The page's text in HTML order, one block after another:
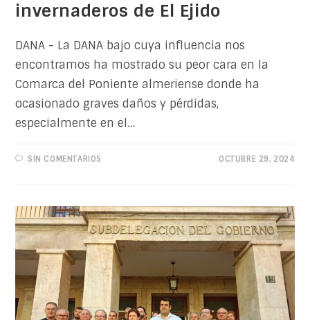
invernaderos de El Ejido
DANA - La DANA bajo cuya influencia nos
encontramos ha mostrado su peor cara en la
Comarca del Poniente almeriense donde ha
ocasionado graves daños y pérdidas,
especialmente en el…
SIN COMENTARIOS OCTUBRE 29, 2024